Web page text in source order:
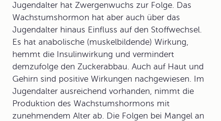
Jugendalter hat Zwergenwuchs zur Folge. Das
Wachstumshormon hat aber auch über das
Jugendalter hinaus Einfluss auf den Stoffwechsel.
Es hat anabolische (muskelbildende) Wirkung,
hemmt die Insulinwirkung und vermindert
demzufolge den Zuckerabbau. Auch auf Haut und
Gehirn sind positive Wirkungen nachgewiesen. Im
Jugendalter ausreichend vorhanden, nimmt die
Produktion des Wachstumshormons mit
zunehmendem Alter ab. Die Folgen bei Mangel an